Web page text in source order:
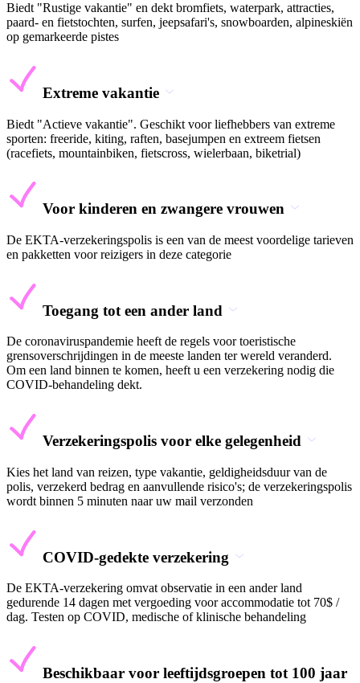
Biedt "Rustige vakantie" en dekt bromfiets, waterpark, attracties,
paard- en fietstochten, surfen, jeepsafari's, snowboarden, alpineskiën
op gemarkeerde pistes
Extreme vakantie
Biedt "Actieve vakantie". Geschikt voor liefhebbers van extreme
sporten: freeride, kiting, raften, basejumpen en extreem fietsen
(racefiets, mountainbiken, fietscross, wielerbaan, biketrial)
Voor kinderen en zwangere vrouwen
De EKTA-verzekeringspolis is een van de meest voordelige tarieven
en pakketten voor reizigers in deze categorie
Toegang tot een ander land
De coronaviruspandemie heeft de regels voor toeristische
grensoverschrijdingen in de meeste landen ter wereld veranderd.
Om een land binnen te komen, heeft u een verzekering nodig die
COVID-behandeling dekt.
Verzekeringspolis voor elke gelegenheid
Kies het land van reizen, type vakantie, geldigheidsduur van de
polis, verzekerd bedrag en aanvullende risico's; de verzekeringspolis
wordt binnen 5 minuten naar uw mail verzonden
COVID-gedekte verzekering
De EKTA-verzekering omvat observatie in een ander land
gedurende 14 dagen met vergoeding voor accommodatie tot 70$ /
dag. Testen op COVID, medische of klinische behandeling
Beschikbaar voor leeftijdsgroepen tot 100 jaar